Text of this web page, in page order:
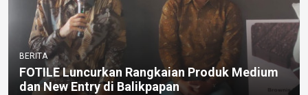
BERITA
FOTILE Luncurkan Rangkaian Produk Medium
dan New Entry di Balikpapan